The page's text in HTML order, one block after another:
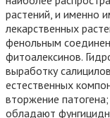
растений, и именно
лекарственных
фенольным
фитоалексинов.
выработку
естественных
вторжение
обладают